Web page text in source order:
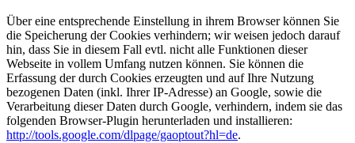
Über eine entsprechende Einstellung in ihrem Browser können Sie
die Speicherung der Cookies verhindern; wir weisen jedoch darauf
hin, dass Sie in diesem Fall evtl. nicht alle Funktionen dieser
Webseite in vollem Umfang nutzen können. Sie können die
Erfassung der durch Cookies erzeugten und auf Ihre Nutzung
bezogenen Daten (inkl. Ihrer IP-Adresse) an Google, sowie die
Verarbeitung dieser Daten durch Google, verhindern, indem sie das
folgenden Browser-Plugin herunterladen und installieren:
http://tools.google.com/dlpage/gaoptout?hl=de.